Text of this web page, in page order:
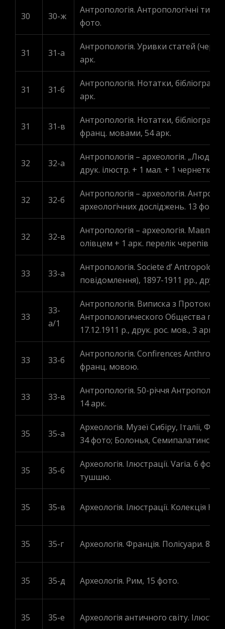
30 30-ж
Антропологія. Антропологічні типи.
фото.
31 31-а
Антропологія. Уривки статей
арк.
31 31-б
Антропологія. Нотатки,
арк.
31 31-в
Антропологія. Нотатки,
франц. мовами, 54 арк.
32 32-а
Антропологія – археологія.
друк. ілюстр. + 1 мал. + 1 чернетка.
32 32-б
Антропологія – археологія.
археологічних досліджень. 13 фото.
32 32-в
Антропологія – археологія. Мавпа,
олівцем + 1 арк. перелік черепів +
33 33-a
Антропологія. Societe d’
повідомлення), 1897-1911 рр.,
33
33-
a/1
Антропологія. Виписка з Протоколу
Антропологического Общества
17.12.1911 р., друк. рос. мов., 3 арк.
33 33-б
Антропологія. Confirences
франц. мовою.
33 33-в
Антропологія. 50-річчя
14 арк.
35 35-а
Археологія. Музеї Сибіру, Італії,
34 фото; Болонья, Семипалатинськ
35 35-б
Археологія. Ілюстрації. Varia. 6
тушшю.
35 35-в Археологія. Ілюстрації. Колекція
35 35-г Археологія. Франція. Полісуари. 8
35 35-д Археологія. Рим, 15 фото.
35 35-е Археологія античного світу.